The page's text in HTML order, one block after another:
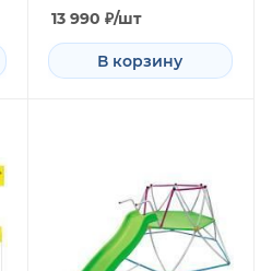
13 990 ₽/шт
В корзину